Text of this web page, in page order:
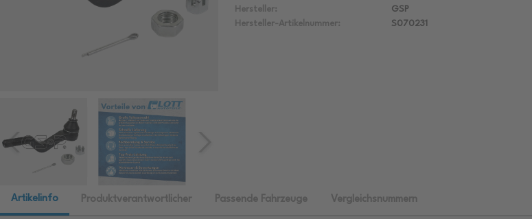
Hersteller:
GSP
Hersteller-Artikelnummer:
S070231
Artikelinfo Produktverantwortlicher Passende Fahrzeuge Vergleichsnummern